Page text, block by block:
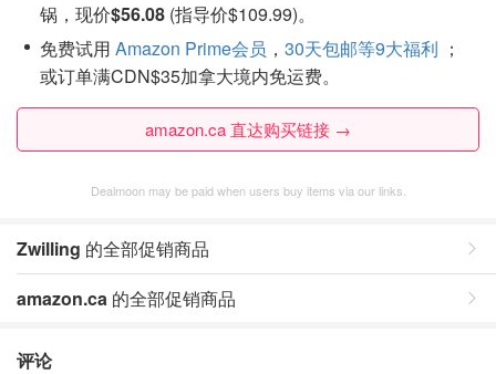
锅，现价$56.08 (指导价$109.99)。
免费试用 Amazon Prime会员 ， 30天包邮等9大福利 ；
或订单满CDN$35加拿大境内免运费。
amazon.ca 直达购买链接 →
Dealmoon may be paid when users buy items via our links.
Zwilling 的全部促销商品
amazon.ca 的全部促销商品
评论